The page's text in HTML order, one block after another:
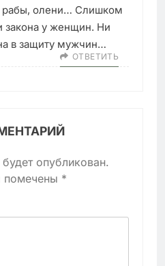
рабы, олени… Слишком
закона у женщин. Ни
в защиту мужчин…
ОТВЕТИТЬ
опубликован.
помечены *